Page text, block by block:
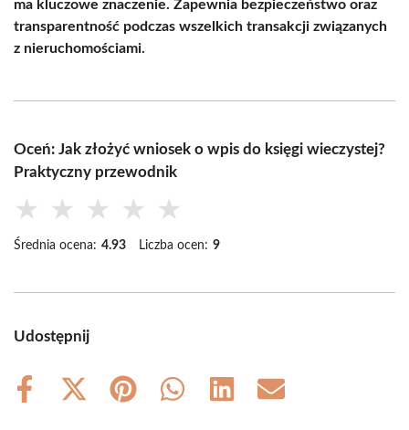
ma kluczowe znaczenie. Zapewnia bezpieczeństwo oraz
transparentność podczas wszelkich transakcji związanych
z nieruchomościami.
Oceń: Jak złożyć wniosek o wpis do księgi wieczystej?
Praktyczny przewodnik
★ ★ ★ ★ ★
Średnia ocena: 4.93 Liczba ocen: 9
Udostępnij
Share
Share
Share
Share
Share
Share